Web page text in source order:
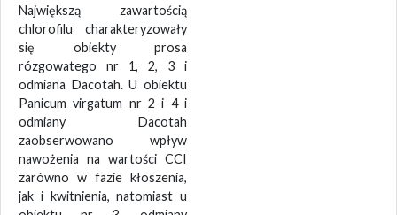
Największą zawartością
chlorofilu charakteryzowały
się obiekty prosa
rózgowatego nr 1, 2, 3 i
odmiana Dacotah. U obiektu
Panicum virgatum nr 2 i 4 i
odmiany Dacotah
zaobserwowano wpływ
nawożenia na wartości CCI
zarówno w fazie kłoszenia,
jak i kwitnienia, natomiast u